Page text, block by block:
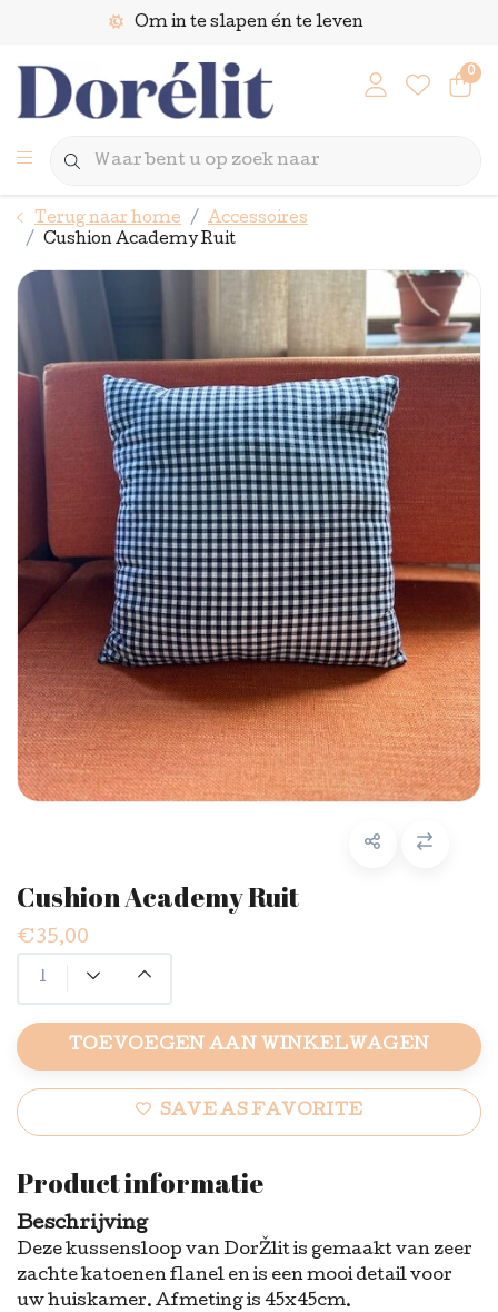
Om in te slapen én te leven
0
Terug naar home
Accessoires
Cushion Academy Ruit
Cushion Academy Ruit
€35,00
TOEVOEGEN AAN WINKELWAGEN
SAVE AS FAVORITE
Product informatie
Beschrijving
Deze kussensloop van DorŽlit is gemaakt van zeer
zachte katoenen flanel en is een mooi detail voor
uw huiskamer. Afmeting is 45x45cm.